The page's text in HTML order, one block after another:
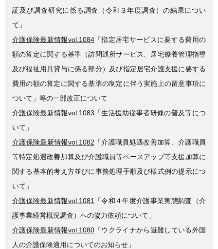
証及び調査研究に係る調査（令和３年度調査）の結果につい
て」
介護保険最新情報vol.1084「指定居宅サービスに要する費用の
額の算定に関する基準（訪問通所サービス、居宅療養管理指導
及び福祉用具貸与に係る部分）及び指定居宅介護支援に要する
費用の額の算定に関する基準の制定に伴う実施上の留意事項に
ついて」等の一部改正について
介護保険最新情報vol.1083 「生活援助従事者研修の普及等につ
いて」
介護保険最新情報vol.1082 「介護職員処遇改善加算、介護職員
等特定処遇改善加算及び介護職員等ベースアップ等支援加算に
関する基本的考え方並びに事務処理手順及び様式例の提示につ
いて」
介護保険最新情報vol.1081
「令和４年度介護事業実態調査（介
護事業経営概況調査）への協力依頼について」
介護保険最新情報vol.1080「ウクライナから避難している外国
人の介護保険適用についてのお知らせ」